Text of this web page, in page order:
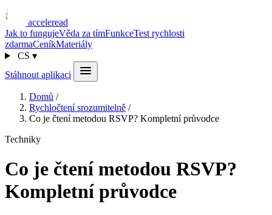
acceleread
Jak to fungujeVěda za tímFunkceTest rychlosti
zdarmaCeníkMateriály
CS ▾
Stáhnout aplikaci
Domů /
Rychločtení srozumitelně /
Co je čtení metodou RSVP? Kompletní průvodce
Techniky
Co je čtení metodou RSVP?
Kompletní průvodce